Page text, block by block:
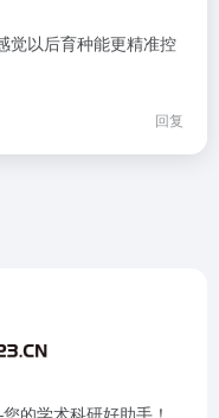
觉以后育种能更精准控
回复
的学术科研好助手！